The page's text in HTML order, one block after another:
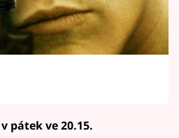
pátek ve 20.15.